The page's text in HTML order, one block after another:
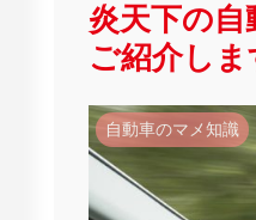
炎天下の
ご紹介しま
自動車のマメ知識